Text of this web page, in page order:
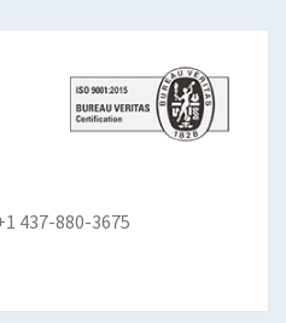
437-880-3675